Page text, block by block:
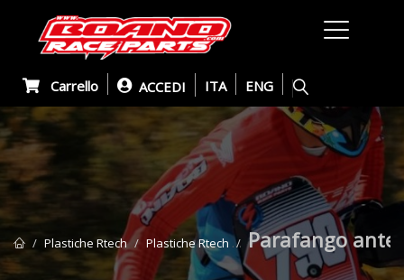
Carrello ACCEDI ITA ENG
Plastiche Rtech Plastiche Rtech Parafango